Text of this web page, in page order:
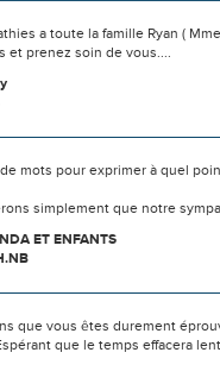
a toute la famille Ryan (
et prenez soin de vous....
de mots pour exprimer à quel
simplement que notre
ET ENFANTS
que vous êtes durement
que le temps effacera